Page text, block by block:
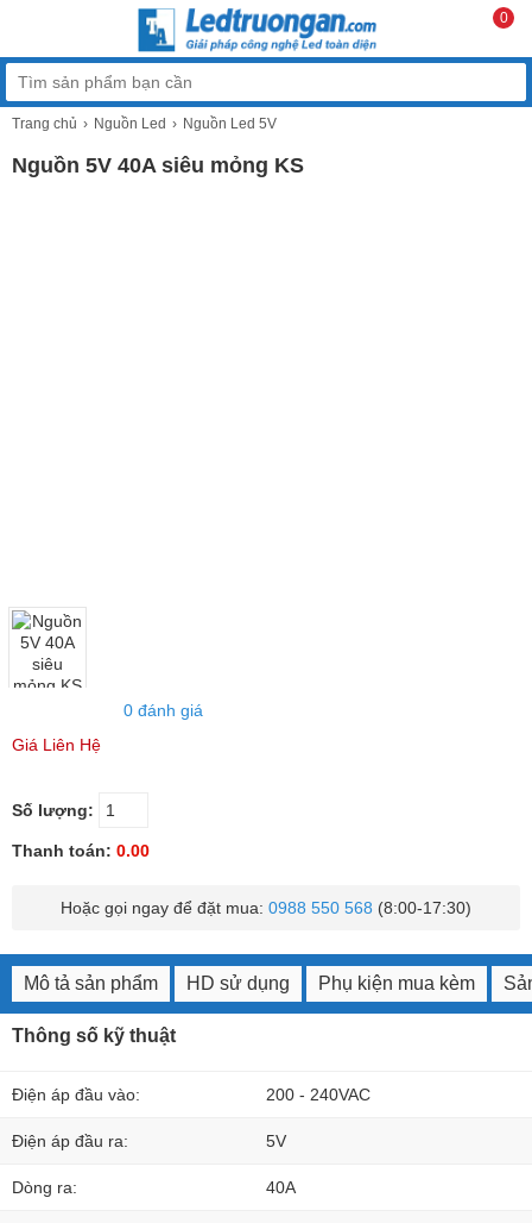
0
Trang chủ Nguồn Led Nguồn Led 5V
Nguồn 5V 40A siêu mỏng KS
0 đánh giá
Giá Liên Hệ
Số lượng:
Thanh toán: 0.00
Hoặc gọi ngay để đặt mua: 0988 550 568 (8:00-17:30)
Mô tả sản phẩm HD sử dụng Phụ kiện mua kèm
Thông số kỹ thuật
Điện áp đầu vào: 200 - 240VAC
Điện áp đầu ra: 5V
Dòng ra: 40A